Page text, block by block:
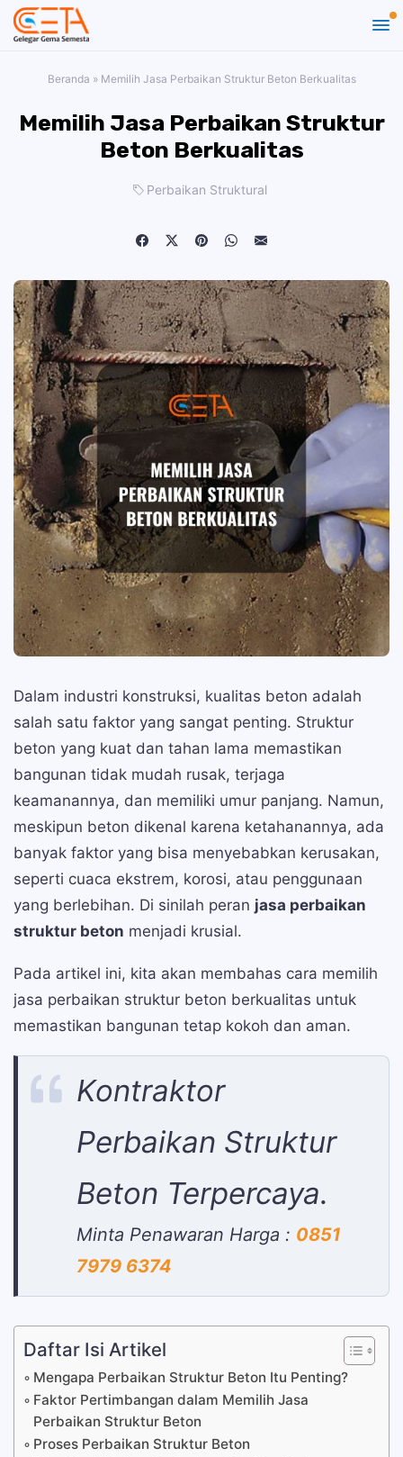
Beranda » Memilih Jasa Perbaikan Struktur Beton Berkualitas
Memilih Jasa Perbaikan Struktur
Beton Berkualitas
Perbaikan Struktural
Dalam industri konstruksi, kualitas beton adalah
salah satu faktor yang sangat penting. Struktur
beton yang kuat dan tahan lama memastikan
bangunan tidak mudah rusak, terjaga
keamanannya, dan memiliki umur panjang. Namun,
meskipun beton dikenal karena ketahanannya, ada
banyak faktor yang bisa menyebabkan kerusakan,
seperti cuaca ekstrem, korosi, atau penggunaan
yang berlebihan. Di sinilah peran jasa perbaikan
struktur beton menjadi krusial.
Pada artikel ini, kita akan membahas cara memilih
jasa perbaikan struktur beton berkualitas untuk
memastikan bangunan tetap kokoh dan aman.
Kontraktor
Perbaikan Struktur
Beton Terpercaya.
Minta Penawaran Harga : 0851
7979 6374
Daftar Isi Artikel
Mengapa Perbaikan Struktur Beton Itu Penting?
Faktor Pertimbangan dalam Memilih Jasa
Perbaikan Struktur Beton
Proses Perbaikan Struktur Beton